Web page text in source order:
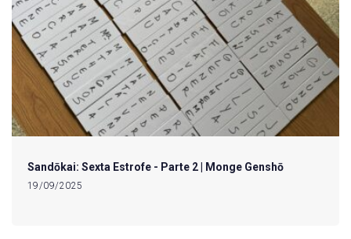
Sandōkai: Sexta Estrofe - Parte 2 | Monge Genshō
19/09/2025